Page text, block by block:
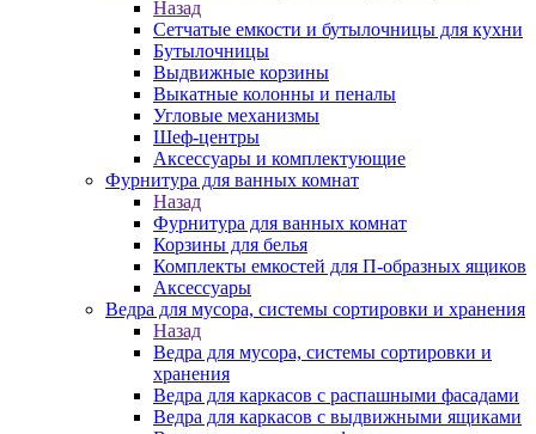
Назад
Сетчатые емкости и бутылочницы для кухни
Бутылочницы
Выдвижные корзины
Выкатные колонны и пеналы
Угловые механизмы
Шеф-центры
Аксессуары и комплектующие
Фурнитура для ванных комнат
Назад
Фурнитура для ванных комнат
Корзины для белья
Комплекты емкостей для П-образных ящиков
Аксессуары
Ведра для мусора, системы сортировки и хранения
Назад
Ведра для мусора, системы сортировки и
хранения
Ведра для каркасов с распашными фасадами
Ведра для каркасов с выдвижными ящиками